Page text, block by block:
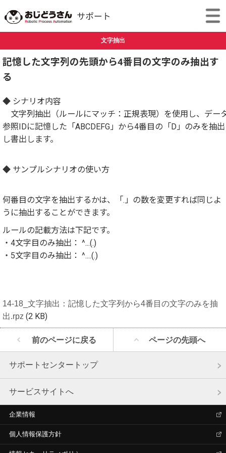
文字抽出
記憶した文字列の先頭から4番目の文字のみ抽出す
る
◆ シナリオ内容
文字列抽出（ルールにマッチ：正規表現）を使用し、デー
参照IDに記憶した「ABCDEFG」から4番目の「D」のみを抽出
し書出します。
◆ サンプルシナリオの使い方
何番目の文字を抽出するかは、「.」の数を変更すれば同じよ
うに抽出することができます。
ルールの記載方法は下記です。
・4文字目のみ抽出： ^...(.)
・5文字目のみ抽出： ^....(.)
14-18_文字抽出：記憶した文字列から4番目の文字のみを抽
出.rpz (2 KB)
前のページに戻る ページの先頭へ
サポートセンタートップ
サービスサイトへ
企業情報
個人情報保護方針